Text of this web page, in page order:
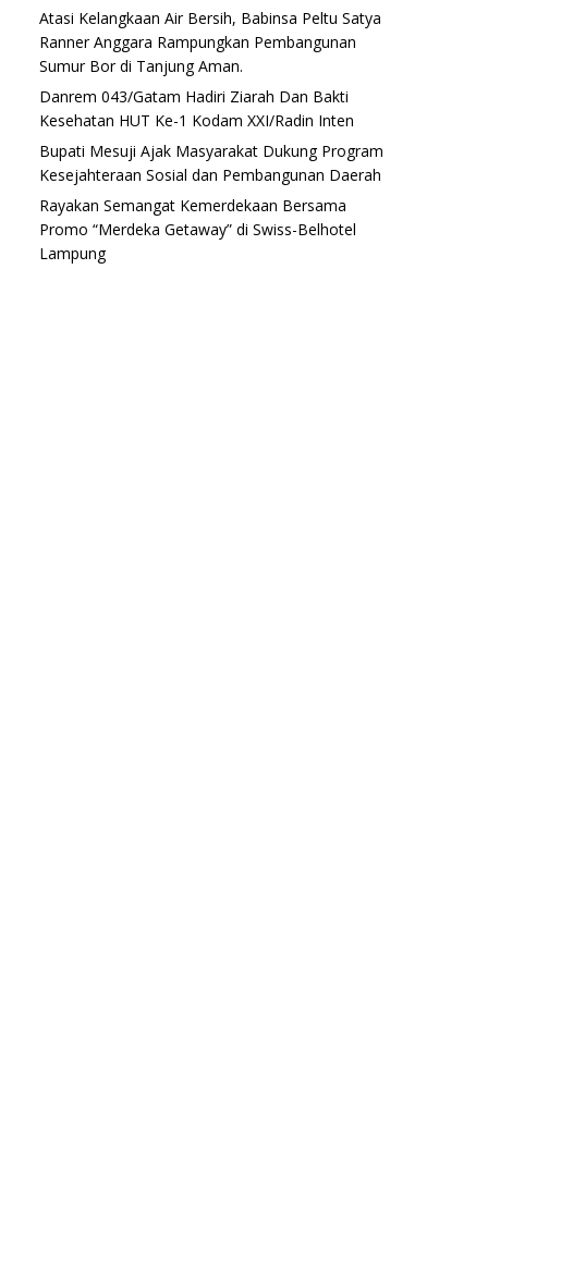
Atasi Kelangkaan Air Bersih, Babinsa Peltu Satya
Ranner Anggara Rampungkan Pembangunan
Sumur Bor di Tanjung Aman.
Danrem 043/Gatam Hadiri Ziarah Dan Bakti
Kesehatan HUT Ke-1 Kodam XXI/Radin Inten
Bupati Mesuji Ajak Masyarakat Dukung Program
Kesejahteraan Sosial dan Pembangunan Daerah
Rayakan Semangat Kemerdekaan Bersama
Promo “Merdeka Getaway” di Swiss-Belhotel
Lampung